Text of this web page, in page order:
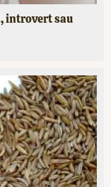
introvert sau